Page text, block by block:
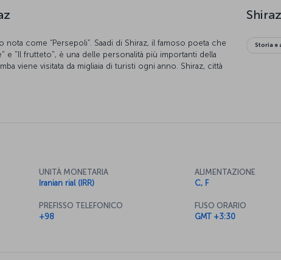
nota come “Persepoli”. Saadi di Shiraz, il famoso poeta che
e "Il frutteto", è una delle personalità più importanti della
viene visitata da migliaia di turisti ogni anno. Shiraz, città
Storia e
UNITÀ MONETARIA
Iranian rial (IRR)
PREFISSO TELEFONICO
+98
ALIMENTAZIONE
C, F
FUSO ORARIO
GMT +3:30